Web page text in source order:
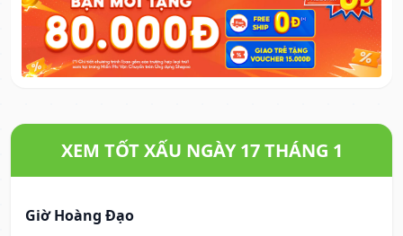
XEM TỐT XẤU NGÀY 17 THÁNG 1
Giờ Hoàng Đạo